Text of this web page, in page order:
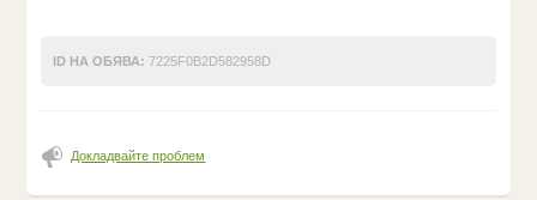
ID НА ОБЯВА: 7225F0B2D582958D
Докладвайте проблем